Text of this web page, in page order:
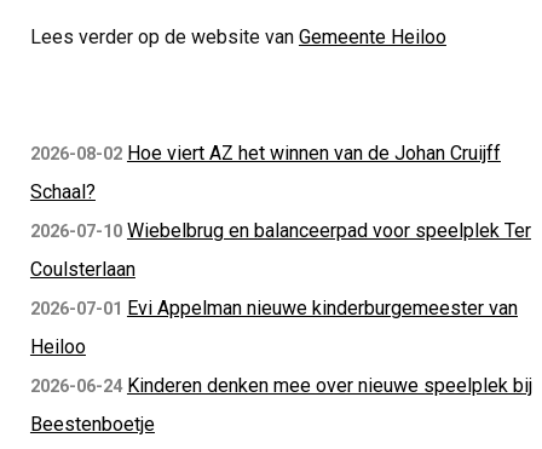
Lees verder op de website van Gemeente Heiloo
2026-08-02 Hoe viert AZ het winnen van de Johan Cruijff
Schaal?
2026-07-10 Wiebelbrug en balanceerpad voor speelplek Ter
Coulsterlaan
2026-07-01 Evi Appelman nieuwe kinderburgemeester van
Heiloo
2026-06-24 Kinderen denken mee over nieuwe speelplek bij
Beestenboetje